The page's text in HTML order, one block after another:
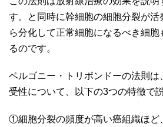
す。と同時に幹細胞の細胞分裂が活
ら 分化して正常細胞になるべき細
るのです。
ベルゴニー・トリボンドーの法則
受性について、以下の3つの特徴で
①細胞分裂の頻度が高い癌組織ほど